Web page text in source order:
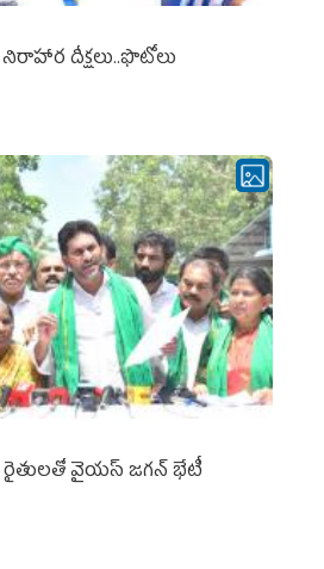
దీక్షలు..ఫొటోలు
రైతులతో వైయస్ జగన్ భేటీ